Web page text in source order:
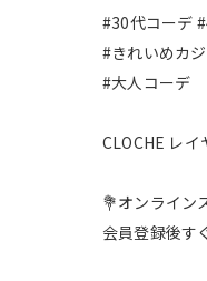
#30代コーデ
#きれいめカ
#大人コーデ
CLOCHE レイ
💐オンライン
会員登録後す